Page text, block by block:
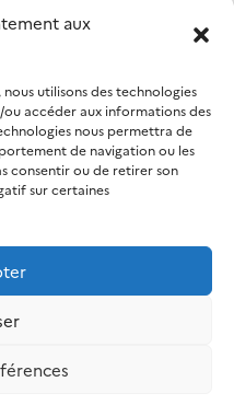
aux
utilisons des technologies
accéder aux informations des
nous permettra de
de navigation ou les
consentir ou de retirer son
sur certaines
personnelles